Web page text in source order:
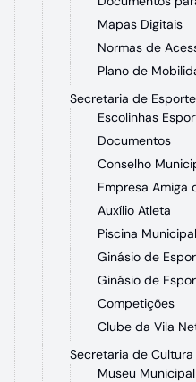
Mapas Digitais
Normas de
Plano de
Secretaria de
Escolinhas
Documentos
Conselho
Empresa Amiga
Auxílio Atleta
Piscina Municipal
Ginásio de
Ginásio de
Competições
Clube da Vila
Secretaria de Cultura
Museu Municipal